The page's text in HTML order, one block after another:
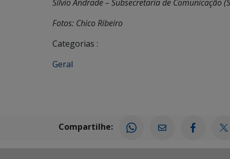
Sílvio Andrade – Subsecretaria de Comunicação
Fotos: Chico Ribeiro
Categorias :
Geral
Compartilhe: